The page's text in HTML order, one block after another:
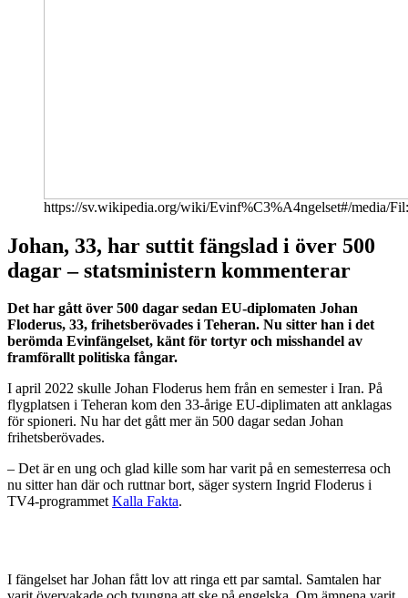
https://sv.wikipedia.org/wiki/Evinf%C3%A4ngelset#/media/
Johan, 33, har suttit fängslad i över 500
dagar – statsministern kommenterar
Det har gått över 500 dagar sedan EU-diplomaten Johan
Floderus, 33, frihetsberövades i Teheran. Nu sitter han i det
berömda Evinfängelset, känt för tortyr och misshandel av
framförallt politiska fångar.
I april 2022 skulle Johan Floderus hem från en semester i Iran. På
flygplatsen i Teheran kom den 33-årige EU-diplimaten att anklagas
för spioneri. Nu har det gått mer än 500 dagar sedan Johan
frihetsberövades.
– Det är en ung och glad kille som har varit på en semesterresa och
nu sitter han där och ruttnar bort, säger systern Ingrid Floderus i
TV4-programmetKalla Fakta.
I fängelset har Johan fått lov att ringa ett par samtal. Samtalen har